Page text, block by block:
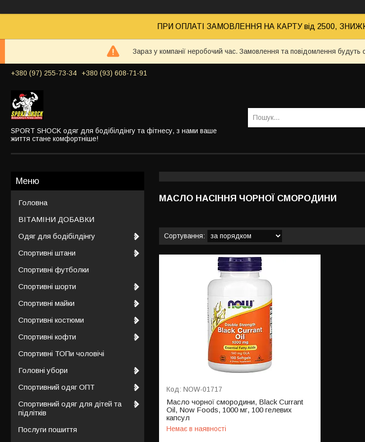
ПРИ ОПЛАТІ ЗАМОВЛЕННЯ НА КАРТУ від 2500,
Зараз у компанії неробочий час. Замовлення та повідомлення
+380 (97) 255-73-34 +380 (93) 608-71-91
SPORT SHOCK одяг для бодібілдінгу та фітнесу, з нами ваше
життя стане комфортніше!
МАСЛО НАСІННЯ ЧОРНОЇ СМОРОДИНИ
NOW-01717
Масло чорної смородини, Black Currant
Oil, Now Foods, 1000 мг, 100 гелевих
капсул
Немає в наявності
Головна
ВІТАМІНИ ДОБАВКИ
Одяг для бодібілдінгу
Спортивні штани
Спортивні футболки
Спортивні шорти
Спортивні майки
Спортивні костюми
Спортивні кофти
Спортивні ТОПи чоловічі
Головні убори
Спортивний одяг ОПТ
Спортивний одяг для дітей та
підлітків
Послуги пошиття